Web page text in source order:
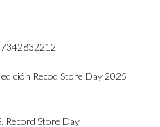
edición Recod Store Day 2025
, Record Store Day